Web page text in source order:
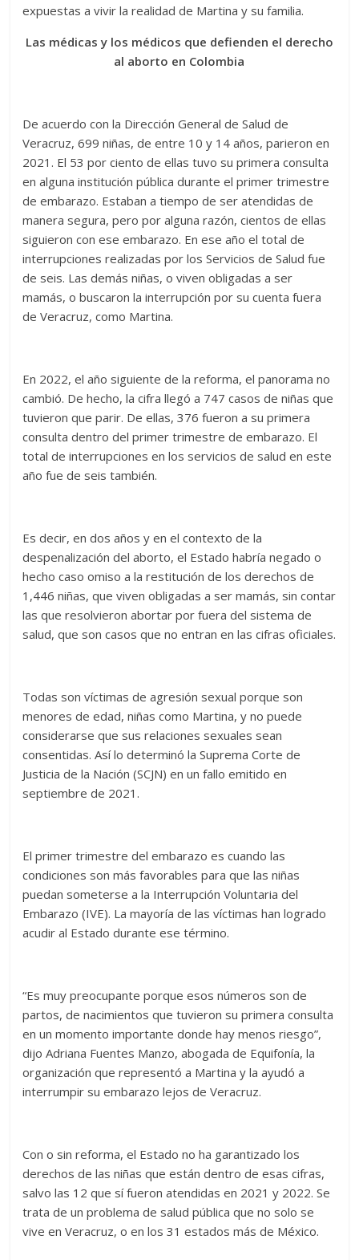
expuestas a vivir la realidad de Martina y su familia.
Las médicas y los médicos que defienden el derecho
al aborto en Colombia
De acuerdo con la Dirección General de Salud de
Veracruz, 699 niñas, de entre 10 y 14 años, parieron en
2021. El 53 por ciento de ellas tuvo su primera consulta
en alguna institución pública durante el primer trimestre
de embarazo. Estaban a tiempo de ser atendidas de
manera segura, pero por alguna razón, cientos de ellas
siguieron con ese embarazo. En ese año el total de
interrupciones realizadas por los Servicios de Salud fue
de seis. Las demás niñas, o viven obligadas a ser
mamás, o buscaron la interrupción por su cuenta fuera
de Veracruz, como Martina.
En 2022, el año siguiente de la reforma, el panorama no
cambió. De hecho, la cifra llegó a 747 casos de niñas que
tuvieron que parir. De ellas, 376 fueron a su primera
consulta dentro del primer trimestre de embarazo. El
total de interrupciones en los servicios de salud en este
año fue de seis también.
Es decir, en dos años y en el contexto de la
despenalización del aborto, el Estado habría negado o
hecho caso omiso a la restitución de los derechos de
1,446 niñas, que viven obligadas a ser mamás, sin contar
las que resolvieron abortar por fuera del sistema de
salud, que son casos que no entran en las cifras oficiales.
Todas son víctimas de agresión sexual porque son
menores de edad, niñas como Martina, y no puede
considerarse que sus relaciones sexuales sean
consentidas. Así lo determinó la Suprema Corte de
Justicia de la Nación (SCJN) en un fallo emitido en
septiembre de 2021.
El primer trimestre del embarazo es cuando las
condiciones son más favorables para que las niñas
puedan someterse a la Interrupción Voluntaria del
Embarazo (IVE). La mayoría de las víctimas han logrado
acudir al Estado durante ese término.
“Es muy preocupante porque esos números son de
partos, de nacimientos que tuvieron su primera consulta
en un momento importante donde hay menos riesgo”,
dijo Adriana Fuentes Manzo, abogada de Equifonía, la
organización que representó a Martina y la ayudó a
interrumpir su embarazo lejos de Veracruz.
Con o sin reforma, el Estado no ha garantizado los
derechos de las niñas que están dentro de esas cifras,
salvo las 12 que sí fueron atendidas en 2021 y 2022. Se
trata de un problema de salud pública que no solo se
vive en Veracruz, o en los 31 estados más de México.